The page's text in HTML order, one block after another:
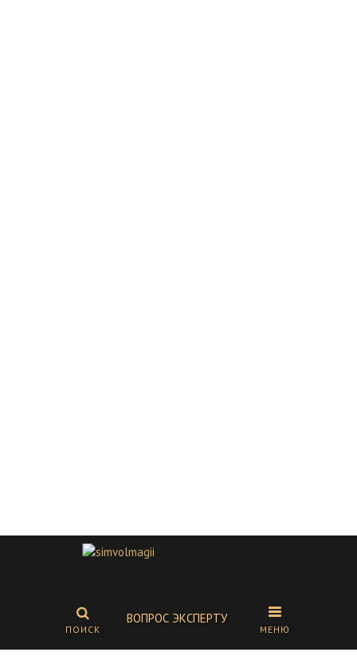
МЕНЮ
ВОПРОС ЭКСПЕРТУ
ПОИСК